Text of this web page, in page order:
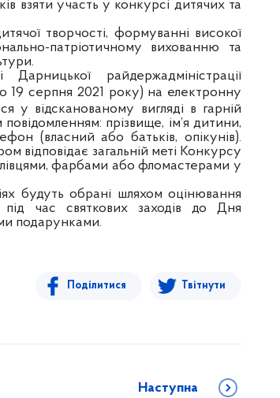
взяти участь у конкурсі дитячих та
творчості, формуванні високої
патріотичному вихованню та
райдержадміністрації
19 серпня 2021 року) на електронну
у відсканованому вигляді в гарній
прізвище, ім’я дитини,
(власний або батьків, опікунів).
відповідає загальній меті Конкурсу
фарбами або фломастерами у
будуть обрані шляхом оцінювання
час святкових заходів до Дня
подарунками.
Поділитися Твітнути
Наступна